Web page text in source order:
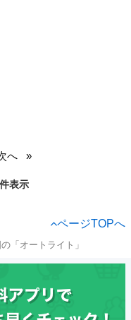
へ
表示
ページTOPへ
「オートライト」